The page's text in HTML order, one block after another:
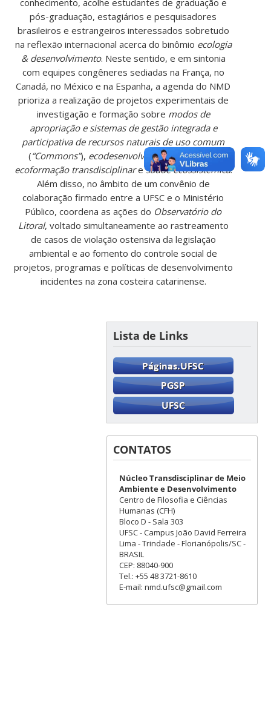
pós-graduação, estagiários e pesquisadores
brasileiros e estrangeiros interessados sobretudo
na reflexão internacional acerca do binômio ecologia
& desenvolvimento. Neste sentido, e em sintonia
com equipes congêneres sediadas na França, no
Canadá, no México e na Espanha, a agenda do NMD
prioriza a realização de projetos experimentais de
investigação e formação sobre modos de
apropriação e sistemas de gestão integrada e
participativa de recursos naturais de uso comum
(“Commons”), ecodesenvolvimento territorial,
ecoformação transdisciplinaresaúde ecossistêmica.
Além disso, no âmbito de um convênio de
colaboração firmado entre a UFSC e o Ministério
Público, coordena as ações do Observatório do
Litoral, voltado simultaneamente ao rastreamento
de casos de violação ostensiva da legislação
ambiental e ao fomento do controle social de
projetos, programas e políticas de desenvolvimento
incidentes na zona costeira catarinense.
Lista de Links
CONTATOS
Núcleo Transdisciplinar de Meio
Ambiente e Desenvolvimento
Centro de Filosofia e Ciências
Humanas (CFH)
Bloco D - Sala 303
UFSC - Campus João David Ferreira
Lima - Trindade - Florianópolis/SC -
BRASIL
CEP: 88040-900
Tel.: +55 48 3721-8610
E-mail: nmd.ufsc@gmail.com